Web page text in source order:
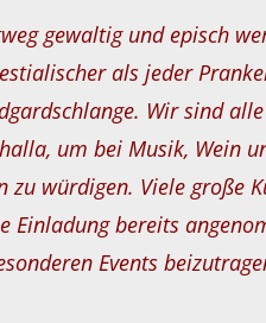
gewaltig und episch
als jeder
Wir sind
um bei Musik, Wein
zu würdigen. Viele große
Einladung bereits
Events